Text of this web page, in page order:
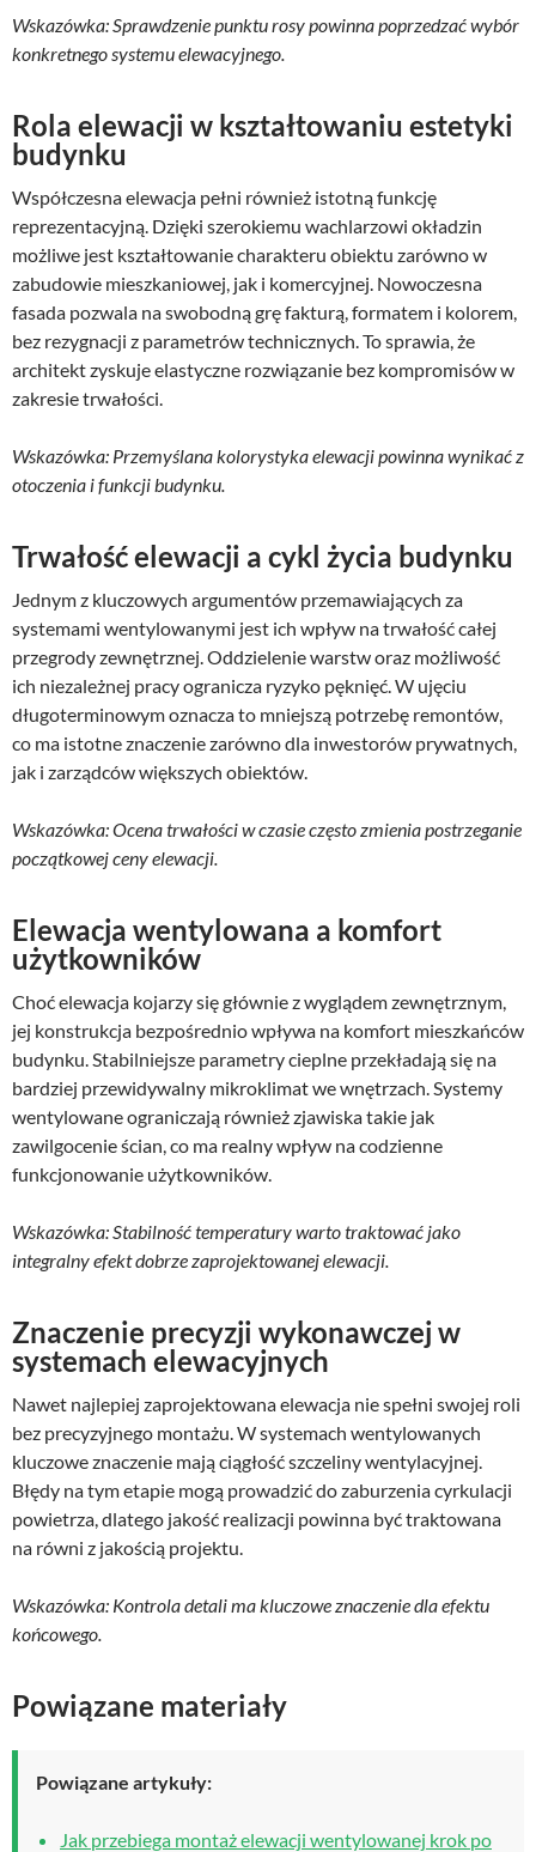
Wskazówka: Sprawdzenie punktu rosy powinna poprzedzać wybór
konkretnego systemu elewacyjnego.
Rola elewacji w kształtowaniu estetyki
budynku
Współczesna elewacja pełni również istotną funkcję
reprezentacyjną. Dzięki szerokiemu wachlarzowi okładzin
możliwe jest kształtowanie charakteru obiektu zarówno w
zabudowie mieszkaniowej, jak i komercyjnej. Nowoczesna
fasada pozwala na swobodną grę fakturą, formatem i kolorem,
bez rezygnacji z parametrów technicznych. To sprawia, że
architekt zyskuje elastyczne rozwiązanie bez kompromisów w
zakresie trwałości.
Wskazówka: Przemyślana kolorystyka elewacji powinna wynikać z
otoczenia i funkcji budynku.
Trwałość elewacji a cykl życia budynku
Jednym z kluczowych argumentów przemawiających za
systemami wentylowanymi jest ich wpływ na trwałość całej
przegrody zewnętrznej. Oddzielenie warstw oraz możliwość
ich niezależnej pracy ogranicza ryzyko pęknięć. W ujęciu
długoterminowym oznacza to mniejszą potrzebę remontów,
co ma istotne znaczenie zarówno dla inwestorów prywatnych,
jak i zarządców większych obiektów.
Wskazówka: Ocena trwałości w czasie często zmienia postrzeganie
początkowej ceny elewacji.
Elewacja wentylowana a komfort
użytkowników
Choć elewacja kojarzy się głównie z wyglądem zewnętrznym,
jej konstrukcja bezpośrednio wpływa na komfort mieszkańców
budynku. Stabilniejsze parametry cieplne przekładają się na
bardziej przewidywalny mikroklimat we wnętrzach. Systemy
wentylowane ograniczają również zjawiska takie jak
zawilgocenie ścian, co ma realny wpływ na codzienne
funkcjonowanie użytkowników.
Wskazówka: Stabilność temperatury warto traktować jako
integralny efekt dobrze zaprojektowanej elewacji.
Znaczenie precyzji wykonawczej w
systemach elewacyjnych
Nawet najlepiej zaprojektowana elewacja nie spełni swojej roli
bez precyzyjnego montażu. W systemach wentylowanych
kluczowe znaczenie mają ciągłość szczeliny wentylacyjnej.
Błędy na tym etapie mogą prowadzić do zaburzenia cyrkulacji
powietrza, dlatego jakość realizacji powinna być traktowana
na równi z jakością projektu.
Wskazówka: Kontrola detali ma kluczowe znaczenie dla efektu
końcowego.
Powiązane materiały
Powiązane artykuły:
Jak przebiega montaż elewacji wentylowanej krok po